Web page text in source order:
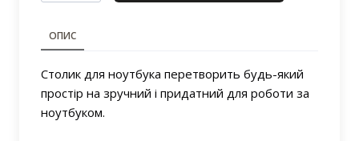
ОПИС
Столик для ноутбука перетворить будь-який
простір на зручний і придатний для роботи за
ноутбуком.